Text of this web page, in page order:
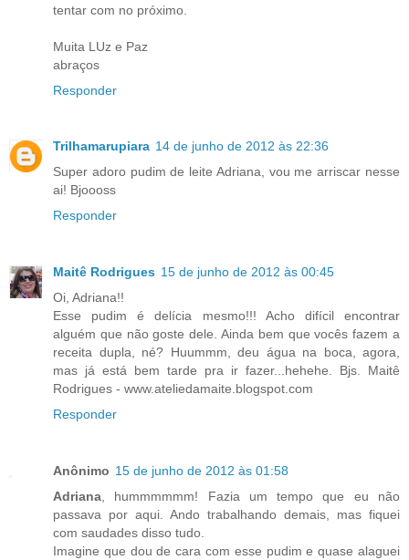
tentar com no próximo.
Muita LUz e Paz
abraços
Responder
Trilhamarupiara 14 de junho de 2012 às 22:36
Super adoro pudim de leite Adriana, vou me arriscar nesse
ai! Bjoooss
Responder
Maitê Rodrigues 15 de junho de 2012 às 00:45
Oi, Adriana!!
Esse pudim é delícia mesmo!!! Acho difícil encontrar
alguém que não goste dele. Ainda bem que vocês fazem a
receita dupla, né? Huummm, deu água na boca, agora,
mas já está bem tarde pra ir fazer...hehehe. Bjs. Maitê
Rodrigues - www.ateliedamaite.blogspot.com
Responder
Anônimo 15 de junho de 2012 às 01:58
Adriana, hummmmmm! Fazia um tempo que eu não
passava por aqui. Ando trabalhando demais, mas fiquei
com saudades disso tudo.
Imagine que dou de cara com esse pudim e quase alaguei